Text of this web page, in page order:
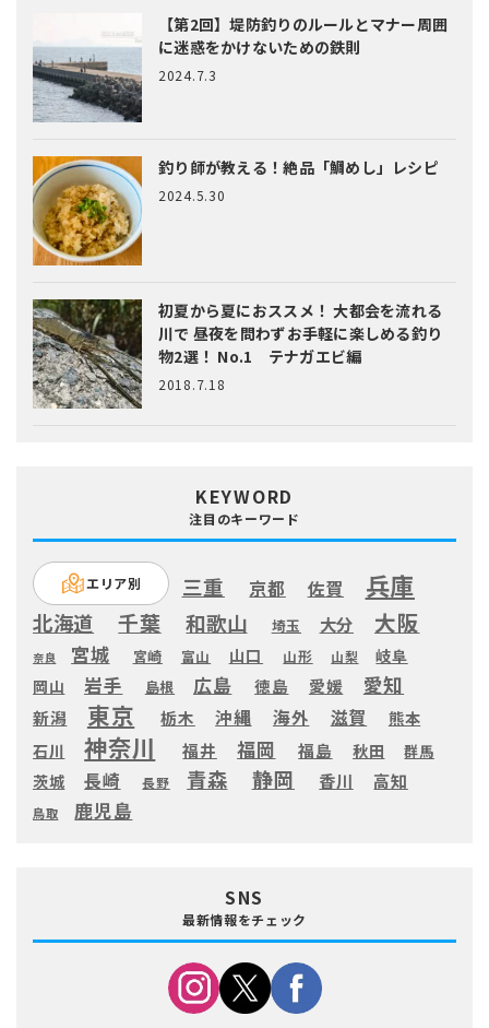
【第2回】堤防釣りのルールとマナー周囲
に迷惑をかけないための鉄則
2024.7.3
釣り師が教える！絶品「鯛めし」レシピ
2024.5.30
初夏から夏におススメ！ 大都会を流れる
川で 昼夜を問わずお手軽に楽しめる釣り
物2選！ No.1 テナガエビ編
2018.7.18
KEYWORD
注目のキーワード
エリア別 三重 京都 佐賀 兵庫
北海道 千葉 和歌山 埼玉 大分 大阪
奈良 宮城 宮崎 富山 山口 山形 山梨
岐阜
岡山
岩手 島根 広島 徳島 愛媛 愛知
新潟 東京 栃木 沖縄 海外 滋賀
熊本
石川
神奈川 福井 福岡 福島 秋田 群馬
茨城 長崎 長野 青森 静岡 香川 高知
鳥取 鹿児島
SNS
最新情報をチェック